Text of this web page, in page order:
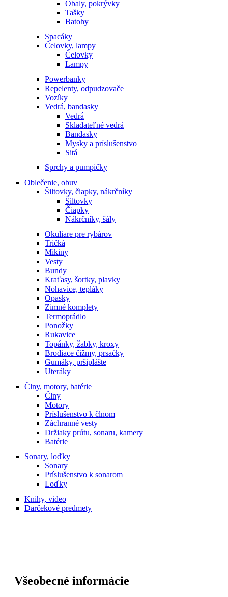
Obaly, pokrývky
Tašky
Batohy
Spacáky
Čelovky, lampy
Čelovky
Lampy
Powerbanky
Repelenty, odpudzovače
Vozíky
Vedrá, bandasky
Vedrá
Skladateľné vedrá
Bandasky
Mysky a príslušenstvo
Sitá
Sprchy a pumpičky
Oblečenie, obuv
Šiltovky, čiapky, nákrčníky
Šiltovky
Čiapky
Nákrčníky, šály
Okuliare pre rybárov
Tričká
Mikiny
Vesty
Bundy
Kraťasy, šortky, plavky
Nohavice, tepláky
Opasky
Zimné komplety
Termoprádlo
Ponožky
Rukavice
Topánky, žabky, kroxy
Brodiace čižmy, prsačky
Gumáky, pršiplášte
Uteráky
Člny, motory, batérie
Člny
Motory
Príslušenstvo k člnom
Záchranné vesty
Držiaky prútu, sonaru, kamery
Batérie
Sonary, loďky
Sonary
Príslušenstvo k sonarom
Loďky
Knihy, video
Darčekové predmety
Všeobecné informácie